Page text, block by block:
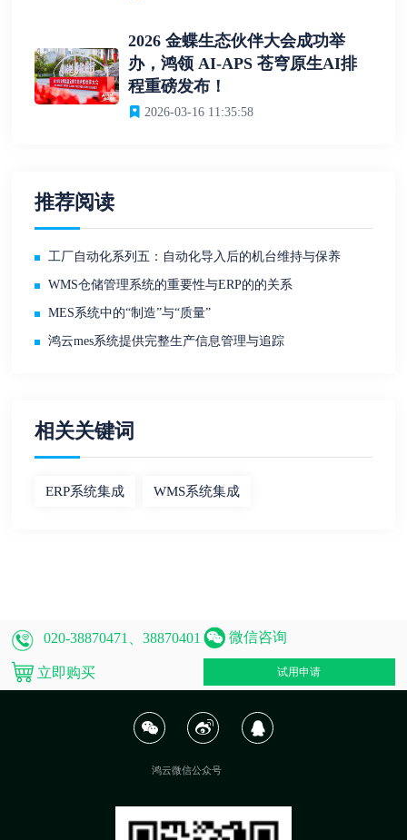
2026 金蝶生态伙伴大会成功举
办，鸿领 AI-APS 苍穹原生AI排
程重磅发布！
2026-03-16 11:35:58
推荐阅读
工厂自动化系列五：自动化导入后的机台维持与保养
WMS仓储管理系统的重要性与ERP的的关系
MES系统中的“制造”与“质量”
鸿云mes系统提供完整生产信息管理与追踪
相关关键词
ERP系统集成 WMS系统集成
020-38870471、38870401 微信咨询
立即购买 试用申请
鸿云微信公众号